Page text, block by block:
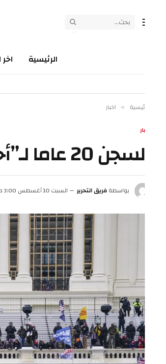
الرئيسية اخر الاخبار
» اخبار
لـ”أحد أعنف مثيري الشغب” خلال اقتحام الكابيتول
بواسطة فريق التحرير السبت 10 أغسطس 3:00 ص